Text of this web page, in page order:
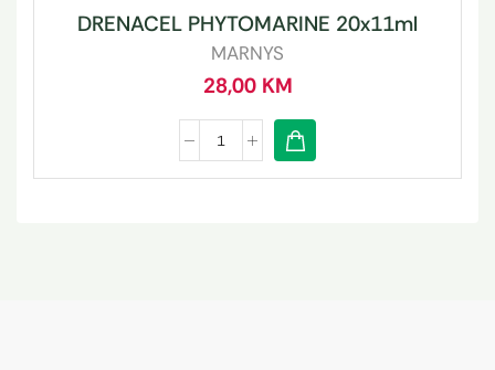
DRENACEL PHYTOMARINE 20x11ml
MARNYS
28,00 KM